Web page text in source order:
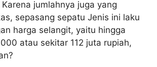
jumlahnya juga yang
sepasang sepatu Jenis ini laku
harga selangit, yaitu hingga
atau sekitar 112 juta rupiah,